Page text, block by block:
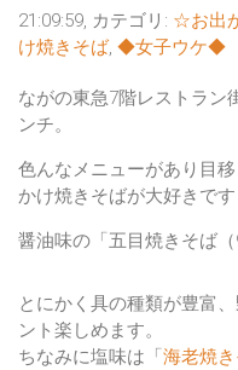
21:09:59, カテゴリ: ☆お出
け焼きそば, ◆女子ウケ◆
ながの東急7階レストラン
ンチ。
色んなメニューがあり目
かけ焼きそばが大好きです
醤油味の「五目焼きそば（
とにかく具の種類が豊富
ント楽しめます。
ちなみに塩味は「 海老焼